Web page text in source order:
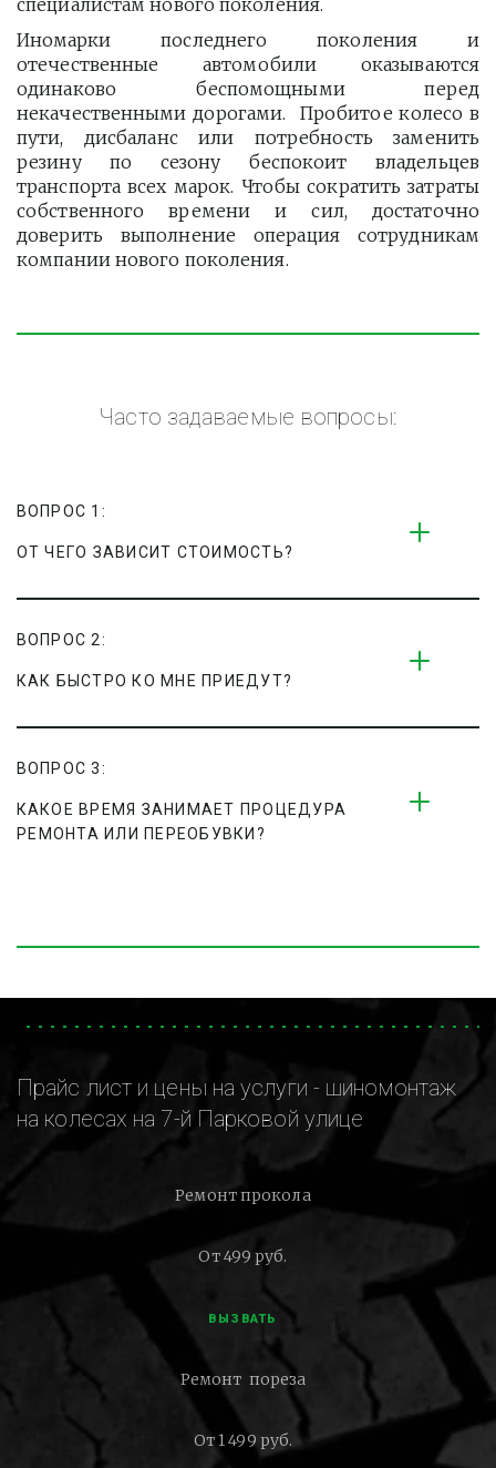
специалистам нового поколения.
Иномарки последнего поколения и
отечественные автомобили оказываются
одинаково беспомощными перед
некачественными дорогами. Пробитое колесо в
пути, дисбаланс или потребность заменить
резину по сезону беспокоит владельцев
транспорта всех марок. Чтобы сократить затраты
собственного времени и сил, достаточно
доверить выполнение операция сотрудникам
компании нового поколения.
Часто задаваемые вопросы:
ВОПРОС 1:
ОТ ЧЕГО ЗАВИСИТ СТОИМОСТЬ?
ВОПРОС 2:
КАК БЫСТРО КО МНЕ ПРИЕДУТ?
ВОПРОС 3:
КАКОЕ ВРЕМЯ ЗАНИМАЕТ ПРОЦЕДУРА
РЕМОНТА ИЛИ ПЕРЕОБУВКИ?
Прайс лист и цены на услуги - шиномонтаж
на колесах на 7-й Парковой улице
Ремонт прокола
От 499 руб.
ВЫЗВАТЬ
Ремонт пореза
От 1 499 руб.